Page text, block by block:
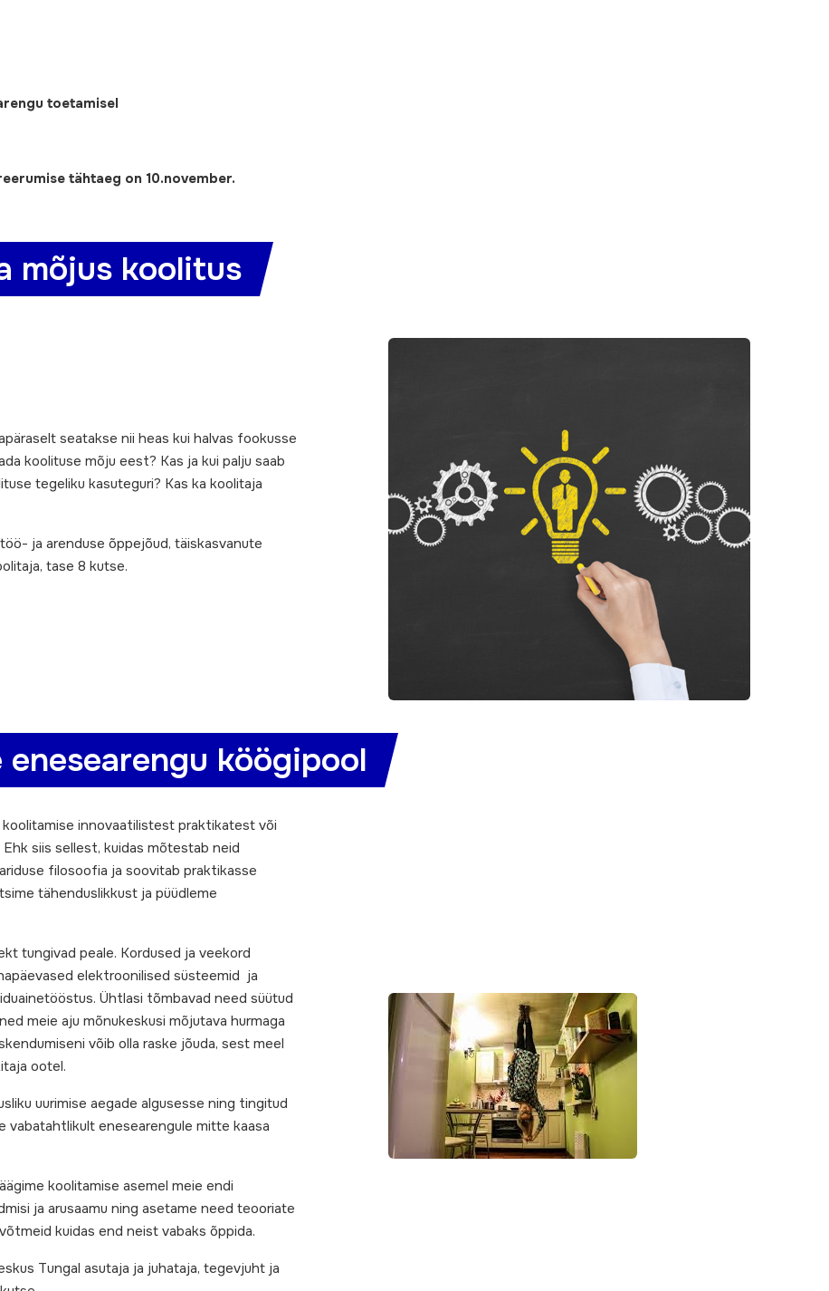
toetamisel
tähtaeg on 10.november.
mõjus koolitus
seatakse nii heas kui halvas fookusse
koolituse mõju eest? Kas ja kui palju saab
tegeliku kasuteguri? Kas ka koolitaja
ja arenduse õppejõud, täiskasvanute
tase 8 kutse.
köögipool
innovaatilistest praktikatest või
siis sellest, kuidas mõtestab neid
filosoofia ja soovitab praktikasse
tähenduslikkust ja püüdleme
tungivad peale. Kordused ja veekord
elektroonilised süsteemid ja
Ühtlasi tõmbavad need süütud
meie aju mõnukeskusi mõjutava hurmaga
võib olla raske jõuda, sest meel
ootel.
uurimise aegade algusesse ning tingitud
vabatahtlikult enesearengule mitte kaasa
koolitamise asemel meie endi
ja arusaamu ning asetame need teooriate
kuidas end neist vabaks õppida.
Tungal asutaja ja juhataja, tegevjuht ja